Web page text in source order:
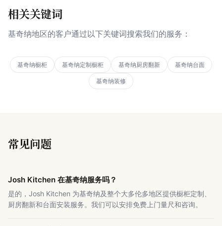
相关关键词
基奇纳地区的客户通过以下关键词搜索我们的服务：
基奇纳橱柜 基奇纳定制橱柜 基奇纳厨房翻新 基奇纳台面
基奇纳装修
常见问题
Josh Kitchen 在基奇纳服务吗？
是的，Josh Kitchen 为基奇纳及整个大多伦多地区提供橱柜定制、
厨房翻新和台面安装服务。我们可以安排免费上门量尺和咨询。